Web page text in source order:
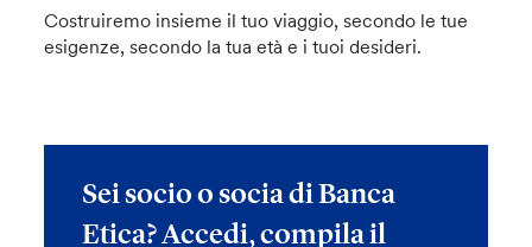
Costruiremo insieme il tuo viaggio, secondo le tue
esigenze, secondo la tua età e i tuoi desideri.
Sei socio o socia di Banca
Etica? Accedi, compila il